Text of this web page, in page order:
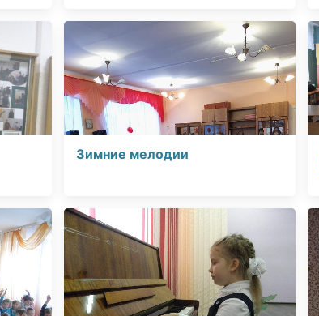
Зимние мелодии